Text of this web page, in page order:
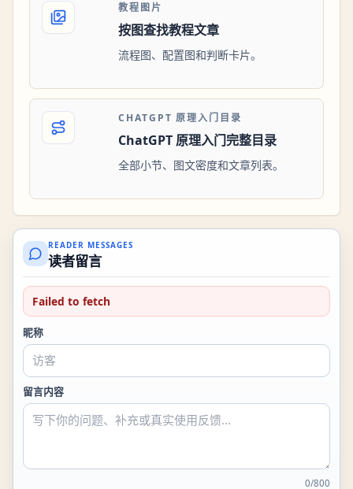
教程图片
按图查找教程文章
流程图、配置图和判断卡片。
CHATGPT 原理入门目录
ChatGPT 原理入门完整目录
全部小节、图文密度和文章列表。
READER MESSAGES
读者留言
Failed to fetch
昵称
留言内容
0/800